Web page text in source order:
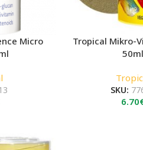
Micro
Tropical Mikro-
50ml
SKU:
6.70